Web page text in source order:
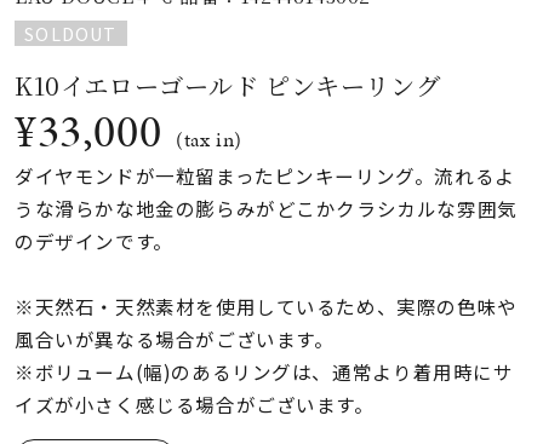
石の色
ファッションテイス
着用シーン
レディース
リングサイズ
～
SOLDOUT
K10イエローゴールド ピンキーリング
¥33,000 (tax in)
ダイヤモンドが一粒留まったピンキーリング。流れるよ
うな滑らかな地金の膨らみがどこかクラシカルな雰囲気
のデザインです。
※天然石・天然素材を使用しているため、実際の色味や
風合いが異なる場合がございます。
※ボリューム(幅)のあるリングは、通常より着用時にサ
イズが小さく感じる場合がございます。